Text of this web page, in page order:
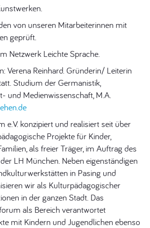
von unseren Mitarbeiterinnen mit
geprüft.
Netzwerk Leichte Sprache.
Verena Reinhard. Gründerin/ Leiterin
Studium der Germanistik,
und Medienwissenschaft, M.A.
e.V. konzipiert und realisiert seit über
Projekte für Kinder,
als freier Träger, im Auftrag des
LH München. Neben eigenständigen
in Pasing und
wir als Kulturpädagogischer
in der ganzen Stadt. Das
als Bereich verantwortet
mit Kindern und Jugendlichen ebenso